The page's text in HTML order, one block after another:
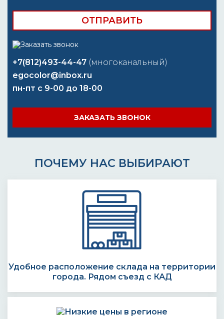
+7(812)493-44-47 (многоканальный)
egocolor@inbox.ru
пн-пт с 9-00 до 18-00
ЗАКАЗАТЬ ЗВОНОК
ПОЧЕМУ НАС ВЫБИРАЮТ
Удобное расположение склада на территории
города. Рядом съезд с КАД